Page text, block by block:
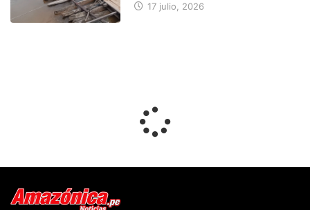
17 julio, 2026